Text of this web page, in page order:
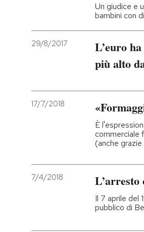
Un giudice e
bambini con
29/8/2017
L’euro
più alto
17/7/2018
È
commerciale
(anche
7/4/2018
Il 7 aprile del
pubblico di